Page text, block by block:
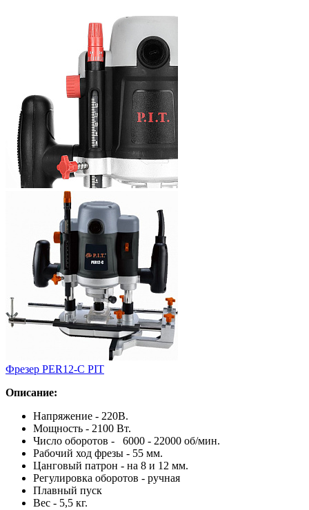
Фрезер PER12-C PIT
Описание:
Напряжение - 220В.
Мощность - 2100 Bт.
Число оборотов - 6000 - 22000 об/мин.
Рабочий ход фрезы - 55 мм.
Цанговый патрон - на 8 и 12 мм.
Регулировка оборотов - ручная
Плавный пуск
Вес - 5,5 кг.